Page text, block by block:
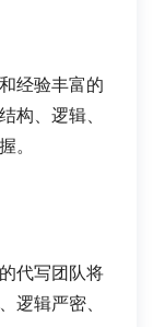
经验丰富的
构、逻辑、
。
代写团队将
逻辑严密、